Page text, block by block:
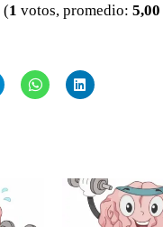
(1 votos, promedio: 5,00